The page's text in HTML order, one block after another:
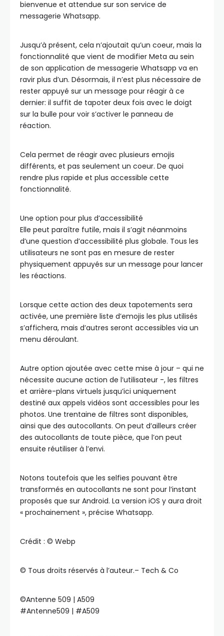
bienvenue et attendue sur son service de
messagerie Whatsapp.
Jusqu’à présent, cela n’ajoutait qu’un coeur, mais la
fonctionnalité que vient de modifier Meta au sein
de son application de messagerie Whatsapp va en
ravir plus d’un. Désormais, il n’est plus nécessaire de
rester appuyé sur un message pour réagir à ce
dernier: il suffit de tapoter deux fois avec le doigt
sur la bulle pour voir s’activer le panneau de
réaction.
Cela permet de réagir avec plusieurs emojis
différents, et pas seulement un coeur. De quoi
rendre plus rapide et plus accessible cette
fonctionnalité.
Une option pour plus d’accessibilité
Elle peut paraître futile, mais il s’agit néanmoins
d’une question d’accessibilité plus globale. Tous les
utilisateurs ne sont pas en mesure de rester
physiquement appuyés sur un message pour lancer
les réactions.
Lorsque cette action des deux tapotements sera
activée, une première liste d’emojis les plus utilisés
s’affichera, mais d’autres seront accessibles via un
menu déroulant.
Autre option ajoutée avec cette mise à jour – qui ne
nécessite aucune action de l’utilisateur -, les filtres
et arrière-plans virtuels jusqu’ici uniquement
destiné aux appels vidéos sont accessibles pour les
photos. Une trentaine de filtres sont disponibles,
ainsi que des autocollants. On peut d’ailleurs créer
des autocollants de toute pièce, que l’on peut
ensuite réutiliser à l’envi.
Notons toutefois que les selfies pouvant être
transformés en autocollants ne sont pour l’instant
proposés que sur Android. La version iOS y aura droit
« prochainement », précise Whatsapp.
Crédit : ©️ Webp
©️ Tous droits réservés à l’auteur.– Tech & Co
©️Antenne 509 | A509
#Antenne509 | #A509